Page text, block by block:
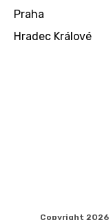
Praha
Hradec Králové
Copyright 2026